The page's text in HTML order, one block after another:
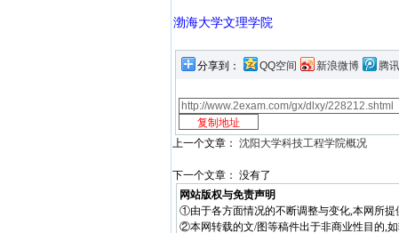
渤海大学文理学院
分享到： QQ空间 新浪微博 腾
上一个文章： 沈阳大学科技工程学院概况
下一个文章： 没有了
网站版权与免责声明
①由于各方面情况的不断调整与变化,本网所
②本网转载的文/图等稿件出于非商业性目的,